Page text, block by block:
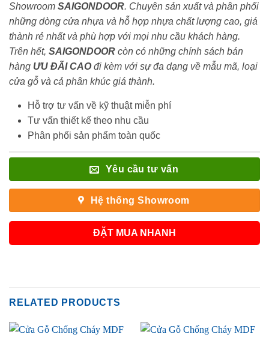
Showroom SAIGONDOOR. Chuyên sản xuất và phân phối
những dòng cửa nhựa và hỗ hợp nhựa chất lượng cao, giá
thành rẻ nhất và phù hợp với mọi nhu cầu khách hàng.
Trên hết, SAIGONDOOR còn có những chính sách bán
hàng ƯU ĐÃI CAOđi kèm với sự đa dạng về mẫu mã, loại
cửa gỗ và cả phân khúc giá thành.
Hỗ trợ tư vấn về kỹ thuật miễn phí
Tư vấn thiết kế theo nhu cầu
Phân phối sản phẩm toàn quốc
Yêu cầu tư vấn
Hệ thống Showroom
ĐẶT MUA NHANH
RELATED PRODUCTS